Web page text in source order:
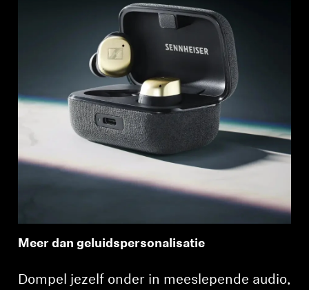
Meer dan geluidspersonalisatie
Dompel jezelf onder in meeslepende audio,